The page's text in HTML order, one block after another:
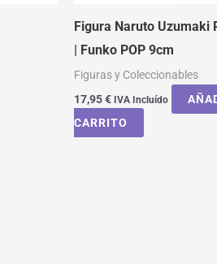
Figura Naruto Uzumaki
| Funko POP 9cm
Figuras y Coleccionables
17,95€ IVA Incluído
CARRITO